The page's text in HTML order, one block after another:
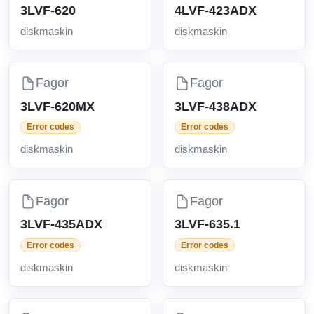
3LVF-620
diskmaskin
4LVF-423ADX
diskmaskin
Fagor
3LVF-620MX
Error codes
diskmaskin
Fagor
3LVF-438ADX
Error codes
diskmaskin
Fagor
3LVF-435ADX
Error codes
diskmaskin
Fagor
3LVF-635.1
Error codes
diskmaskin